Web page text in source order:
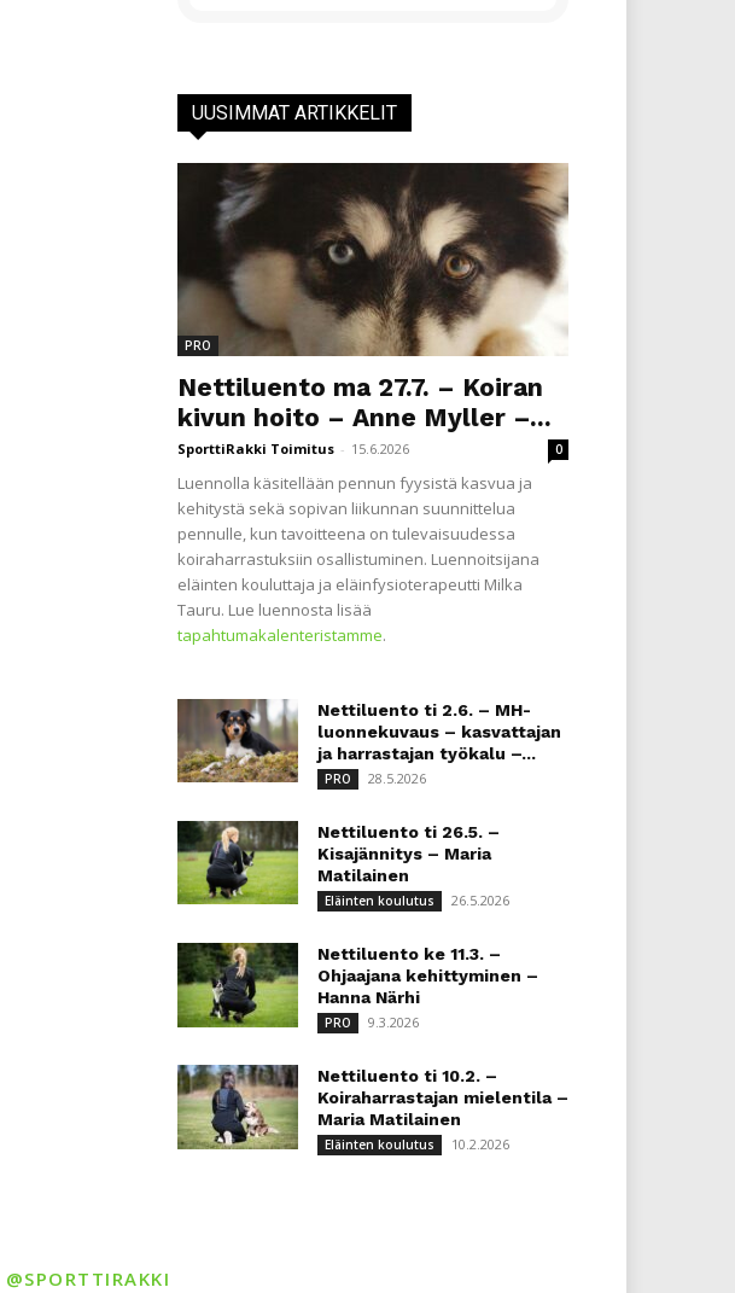
UUSIMMAT ARTIKKELIT
PRO
Nettiluento ma 27.7. – Koiran
kivun hoito – Anne Myller –...
SporttiRakki Toimitus - 15.6.2026 0
Luennolla käsitellään pennun fyysistä kasvua ja
kehitystä sekä sopivan liikunnan suunnittelua
pennulle, kun tavoitteena on tulevaisuudessa
koiraharrastuksiin osallistuminen. Luennoitsijana
eläinten kouluttaja ja eläinfysioterapeutti Milka
Tauru. Lue luennosta lisää
tapahtumakalenteristamme.
Nettiluento ti 2.6. – MH-
luonnekuvaus – kasvattajan
ja harrastajan työkalu –...
PRO 28.5.2026
Nettiluento ti 26.5. –
Kisajännitys – Maria
Matilainen
Eläinten koulutus 26.5.2026
Nettiluento ke 11.3. –
Ohjaajana kehittyminen –
Hanna Närhi
PRO 9.3.2026
Nettiluento ti 10.2. –
Koiraharrastajan mielentila –
Maria Matilainen
Eläinten koulutus 10.2.2026
@SPORTTIRAKKI